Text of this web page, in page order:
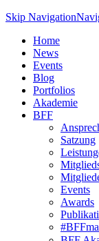
Skip Navigation
Home
News
Events
Blog
Portfolios
Akademie
BFF
Satzung
Events
Awards